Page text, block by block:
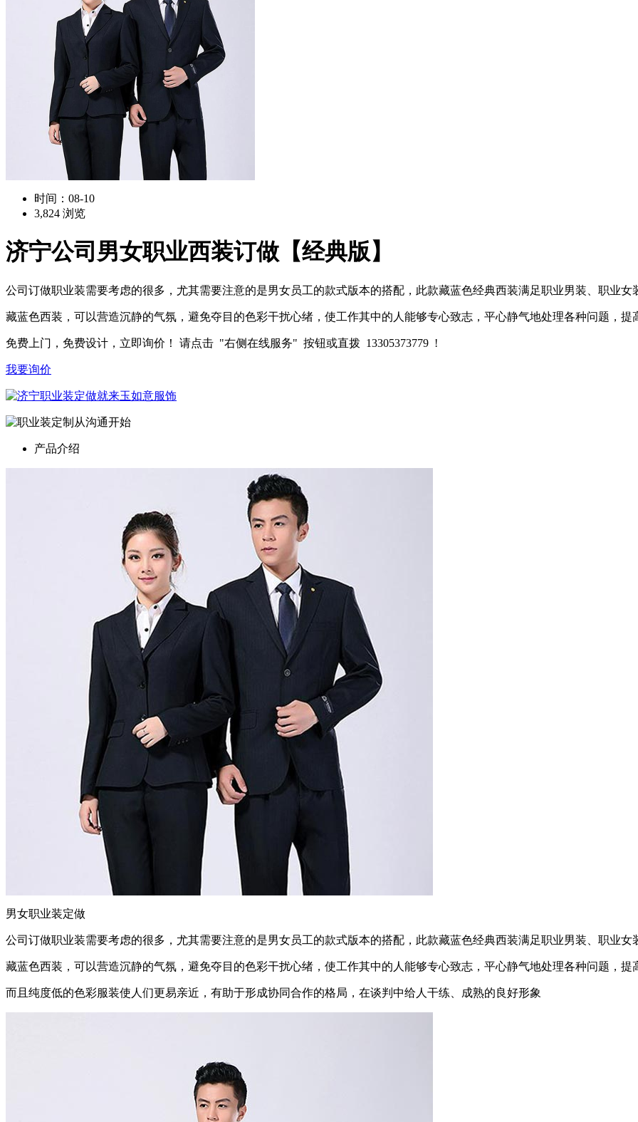
时间：08-10
3,824 浏览
济宁公司男女职业西装订做【经典版】
公司订做职业装需要考虑的很多，尤其需要注意的是男女员工的款式版本的搭配，此款藏蓝色经典西装满足职业男装、职业女
藏蓝色西装，可以营造沉静的气氛，避免夺目的色彩干扰心绪，使工作其中的人能够专心致志，平心静气地处理各种问题，提
免费上门，免费设计，立即询价！ 请点击 "右侧在线服务" 按钮或直拨 13305373779 !
我要询价
产品介绍
男女职业装定做
公司订做职业装需要考虑的很多，尤其需要注意的是男女员工的款式版本的搭配，此款藏蓝色经典西装满足职业男装、职业女
藏蓝色西装，可以营造沉静的气氛，避免夺目的色彩干扰心绪，使工作其中的人能够专心致志，平心静气地处理各种问题，提
而且纯度低的色彩服装使人们更易亲近，有助于形成协同合作的格局，在谈判中给人干练、成熟的良好形象